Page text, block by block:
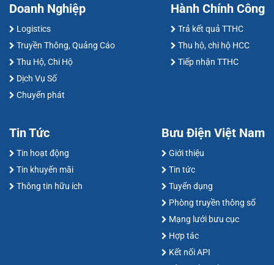
Doanh Nghiệp
Logistics
Truyền Thông, Quảng Cáo
Thu Hộ, Chi Hộ
Dịch Vụ Số
Chuyển phát
Hành Chính Công
Trả kết quả TTHC
Thu hộ, chi hộ HCC
Tiếp nhận TTHC
Tin Tức
Tin hoạt động
Tin khuyến mãi
Thông tin hữu ích
Bưu Điện Việt Nam
Giới thiệu
Tin tức
Tuyển dụng
Phòng truyền thông số
Mạng lưới bưu cục
Hợp tác
Kết nối API